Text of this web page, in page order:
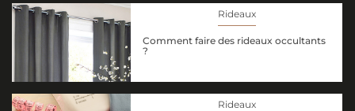
Rideaux
Comment faire des rideaux occultants
?
Rideaux